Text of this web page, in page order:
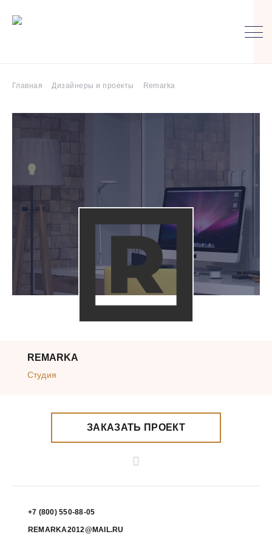
Главная Дизайнеры и проекты Remarka
REMARKA
Студия
ЗАКАЗАТЬ ПРОЕКТ
+7 (800) 550-88-05
REMARKA2012@MAIL.RU